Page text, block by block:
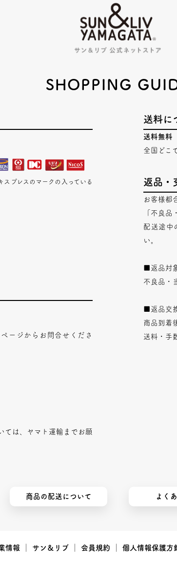
SHOPPING
スプレスのマークの入っている
ージからお問合せくださ
ては、ヤマト運輸までお願
送料に
送料無料
全国どこ
返品・
お客様都
「不良品
配送途中
い。
■返品対
不良品・
■返品交
商品到着
送料・手
商品の配送について よく
情報 サン＆リブ 会員規約 個人情報保護方